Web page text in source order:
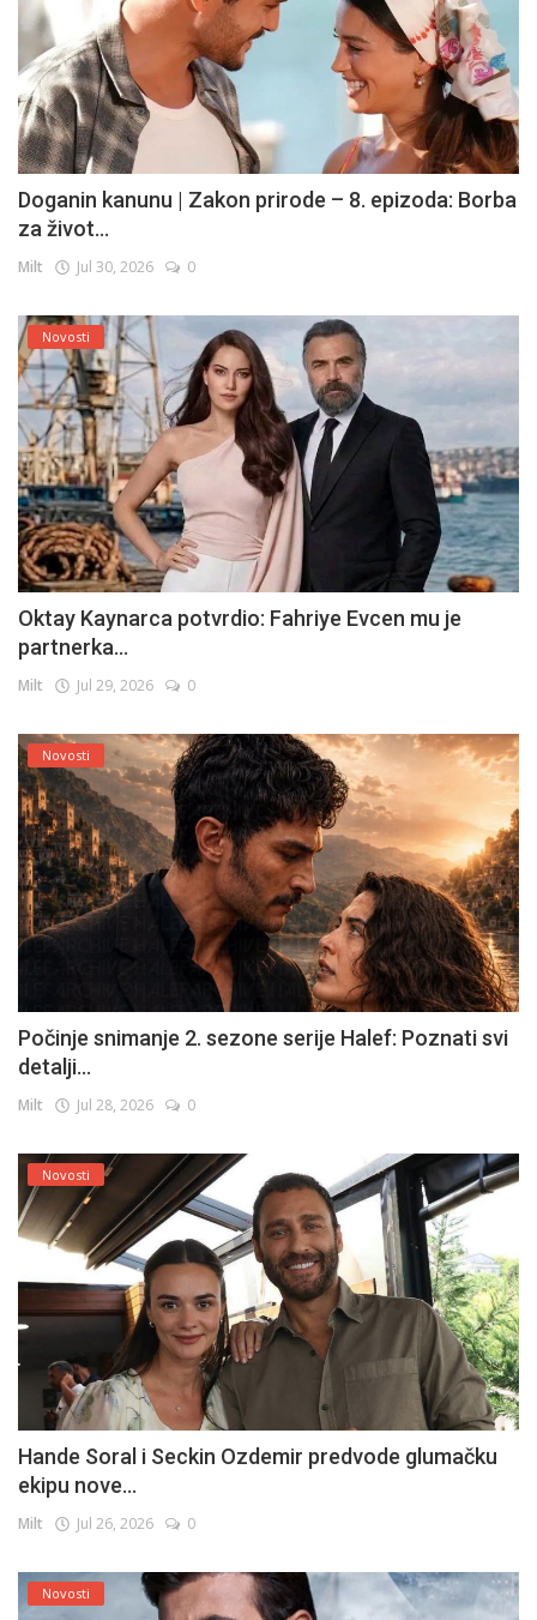
Doganin kanunu | Zakon prirode – 8. epizoda: Borba
za život...
Milt Jul 30, 2026 0
Novosti
Oktay Kaynarca potvrdio: Fahriye Evcen mu je
partnerka...
Milt Jul 29, 2026 0
Novosti
Počinje snimanje 2. sezone serije Halef: Poznati svi
detalji...
Milt Jul 28, 2026 0
Novosti
Hande Soral i Seckin Ozdemir predvode glumačku
ekipu nove...
Milt Jul 26, 2026 0
Novosti